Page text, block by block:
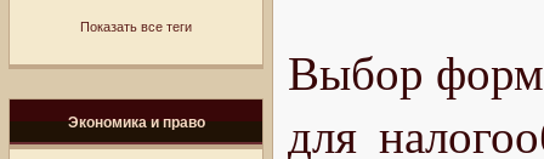
Показать все теги
Экономика и право
Выбор
для